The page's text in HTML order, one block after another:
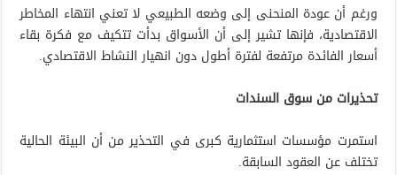
ورغم أن عودة المنحنى إلى وضعه الطبيعي لا تعني انتهاء المخاطر
الاقتصادية، فإنها تشير إلى أن الأسواق بدأت تتكيف مع فكرة بقاء
أسعار الفائدة مرتفعة لفترة أطول دون انهيار النشاط الاقتصادي.
تحذيرات من سوق السندات
استمرت مؤسسات استثمارية كبرى في التحذير من أن البيئة الحالية
تختلف عن العقود السابقة.